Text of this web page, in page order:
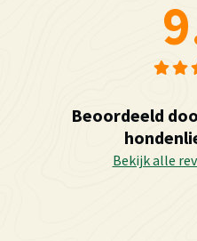
Beoordeeld
Bekijk alle